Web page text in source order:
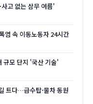
고 없는 삼무 여름'
속 이동노동자 24시간
규모 단지 '국산 기술'
트다…급수탑·물차 동원